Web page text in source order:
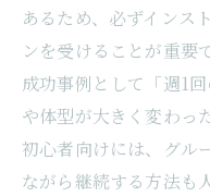
する仕組み
マシンピラテ
果
女性のライ
ィスの魅力
あるため、必ずインス
ンを受けることが重要で
成功事例として「週1
や体型が大きく変わっ
初心者向けには、グル
ながら継続する方法も